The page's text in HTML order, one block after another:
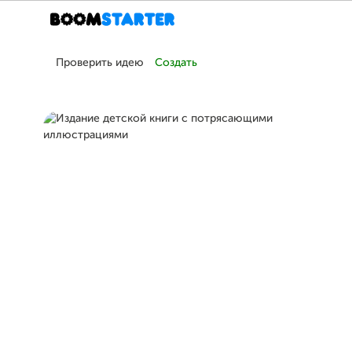
Проверить идею Создать